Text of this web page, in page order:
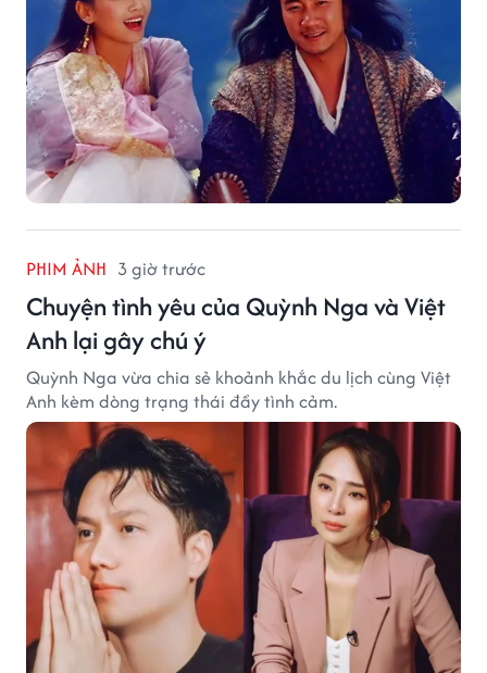
PHIM ẢNH 3 giờ trước
Chuyện tình yêu của Quỳnh Nga và Việt
Anh lại gây chú ý
Quỳnh Nga vừa chia sẻ khoảnh khắc du lịch cùng Việt
Anh kèm dòng trạng thái đầy tình cảm.